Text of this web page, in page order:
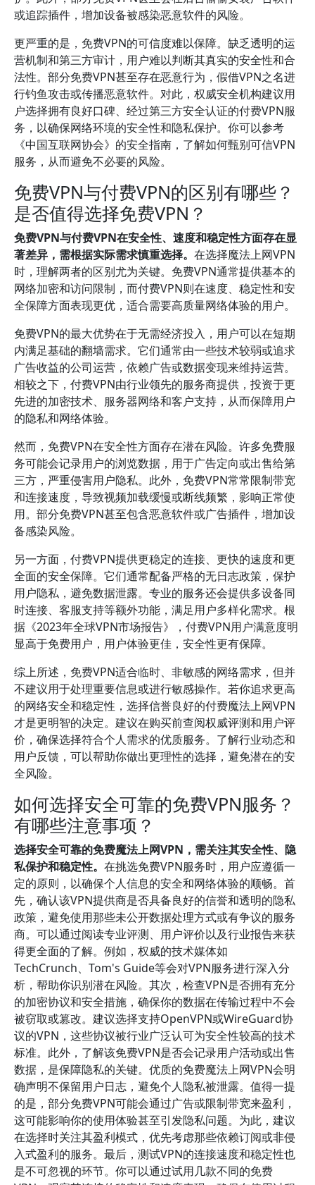
或追踪插件，增加设备被感染恶意软件的风险。
更严重的是，免费VPN的可信度难以保障。缺乏透明的运
营机制和第三方审计，用户难以判断其真实的安全性和合
法性。部分免费VPN甚至存在恶意行为，假借VPN之名进
行钓鱼攻击或传播恶意软件。对此，权威安全机构建议用
户选择拥有良好口碑、经过第三方安全认证的付费VPN服
务，以确保网络环境的安全性和隐私保护。你可以参考
《中国互联网协会》的安全指南，了解如何甄别可信VPN
服务，从而避免不必要的风险。
免费VPN与付费VPN的区别有哪些？
是否值得选择免费VPN？
免费VPN与付费VPN在安全性、速度和稳定性方面存在显
著差异，需根据实际需求慎重选择。 在选择魔法上网VPN
时，理解两者的区别尤为关键。免费VPN通常提供基本的
网络加密和访问限制，而付费VPN则在速度、稳定性和安
全保障方面表现更优，适合需要高质量网络体验的用户。
免费VPN的最大优势在于无需经济投入，用户可以在短期
内满足基础的翻墙需求。它们通常由一些技术较弱或追求
广告收益的公司运营，依赖广告或数据变现来维持运营。
相较之下，付费VPN由行业领先的服务商提供，投资于更
先进的加密技术、服务器网络和客户支持，从而保障用户
的隐私和网络体验。
然而，免费VPN在安全性方面存在潜在风险。许多免费服
务可能会记录用户的浏览数据，用于广告定向或出售给第
三方，严重侵害用户隐私。此外，免费VPN常常限制带宽
和连接速度，导致视频加载缓慢或断线频繁，影响正常使
用。部分免费VPN甚至包含恶意软件或广告插件，增加设
备感染风险。
另一方面，付费VPN提供更稳定的连接、更快的速度和更
全面的安全保障。它们通常配备严格的无日志政策，保护
用户隐私，避免数据泄露。专业的服务还会提供多设备同
时连接、客服支持等额外功能，满足用户多样化需求。根
据《2023年全球VPN市场报告》，付费VPN用户满意度明
显高于免费用户，用户体验更佳，安全性更有保障。
综上所述，免费VPN适合临时、非敏感的网络需求，但并
不建议用于处理重要信息或进行敏感操作。若你追求更高
的网络安全和稳定性，选择信誉良好的付费魔法上网VPN
才是更明智的决定。建议在购买前查阅权威评测和用户评
价，确保选择符合个人需求的优质服务。了解行业动态和
用户反馈，可以帮助你做出更理性的选择，避免潜在的安
全风险。
如何选择安全可靠的免费VPN服务？
有哪些注意事项？
选择安全可靠的免费魔法上网VPN，需关注其安全性、隐
私保护和稳定性。 在挑选免费VPN服务时，用户应遵循一
定的原则，以确保个人信息的安全和网络体验的顺畅。首
先，确认该VPN提供商是否具备良好的信誉和透明的隐私
政策，避免使用那些未公开数据处理方式或有争议的服务
商。可以通过阅读专业评测、用户评价以及行业报告来获
得更全面的了解。例如，权威的技术媒体如
TechCrunch、Tom's Guide等会对VPN服务进行深入分
析，帮助你识别潜在风险。其次，检查VPN是否拥有充分
的加密协议和安全措施，确保你的数据在传输过程中不会
被窃取或篡改。建议选择支持OpenVPN或WireGuard协
议的VPN，这些协议被行业广泛认可为安全性较高的技术
标准。此外，了解该免费VPN是否会记录用户活动或出售
数据，是保障隐私的关键。优质的免费魔法上网VPN会明
确声明不保留用户日志，避免个人隐私被泄露。值得一提
的是，部分免费VPN可能会通过广告或限制带宽来盈利，
这可能影响你的使用体验甚至引发隐私问题。为此，建议
在选择时关注其盈利模式，优先考虑那些依赖订阅或非侵
入式盈利的服务。最后，测试VPN的连接速度和稳定性也
是不可忽视的环节。你可以通过试用几款不同的免费